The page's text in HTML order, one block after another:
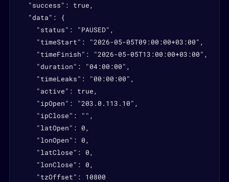
  "success": true,
  "data": {
    "status": "PAUSED",
    "timeStart": "2026-05-05T09:00:00+03:00",
    "timeFinish": "2026-05-05T13:00:00+03:00",
    "duration": "04:00:00",
    "timeLeaks": "00:00:00",
    "active": true,
    "ipOpen": "203.0.113.10",
    "ipClose": "",
    "latOpen": 0,
    "lonOpen": 0,
    "latClose": 0,
    "lonClose": 0,
    "tzOffset": 10800